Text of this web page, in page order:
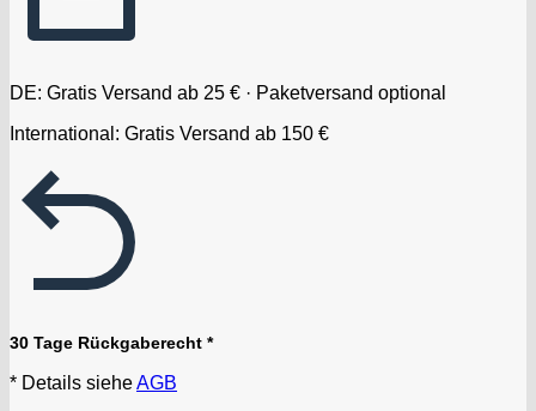
DE: Gratis Versand ab 25 € · Paketversand optional
International: Gratis Versand ab 150 €
30 Tage Rückgaberecht *
* Details sieheAGB